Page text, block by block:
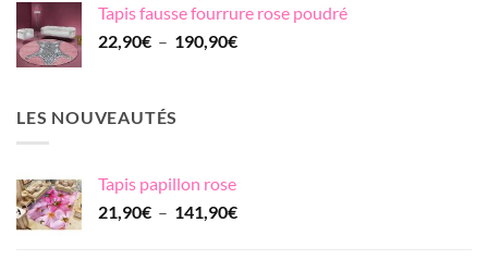
Tapis fausse fourrure rose poudré
22,90€ – 190,90€Plage
LES NOUVEAUTÉS
Tapis papillon rose
21,90€ – 141,90€Plage